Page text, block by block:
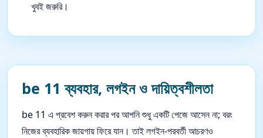
খুবই জরুরি।
be 11 ব্যবহার, লগইন ও দায়িত্বশীলতা
be 11 এ প্রবেশ করুন করার পর আপনি শুধু একটি পেজে আসেন না; বরং
নিজের ব্যবহারিক জায়গায় ফিরে যান। তাই লগইন-পরবর্তী আচরণও